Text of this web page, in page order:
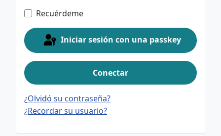
Recuérdeme
Iniciar sesión con una passkey
Conectar
¿Olvidó su contraseña?
¿Recordar su usuario?